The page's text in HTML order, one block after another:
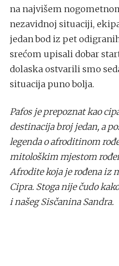
na najvišem
nezavidnoj situaciji,
jedan bod iz pet
srećom upisali dobar
dolaska ostvarili smo
situacija puno bolja.
Pafos je prepoznat kao
destinacija broj jedan, a
legenda o afroditinom
mitološkim mjestom
Afrodite koja je rođena iz
Cipra. Stoga nije čudo
i našeg Sisčanina Sandra.